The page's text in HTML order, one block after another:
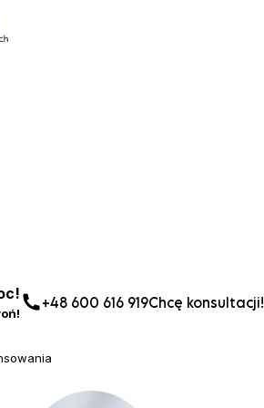
+48 600 616 919Chcę konsultacji!